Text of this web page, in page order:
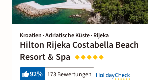
Kroatien · Adriatische Küste · Rijeka
Hilton Rijeka Costabella Beach
Resort & Spa
92% 173 Bewertungen